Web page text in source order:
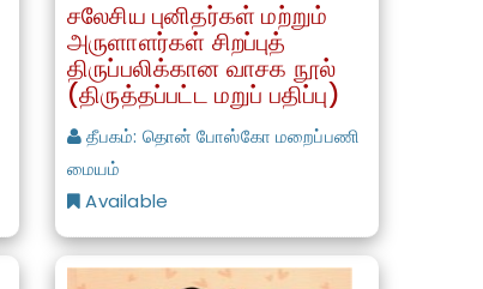
சலேசிய புனிதர்கள் மற்றும்
அருளாளர்கள் சிறப்புத்
திருப்பலிக்கான வாசக நூல்
(திருத்தப்பட்ட மறுப் பதிப்பு)
தீபகம்: தொன் போஸ்கோ மறைப்பணி
மையம்
Available